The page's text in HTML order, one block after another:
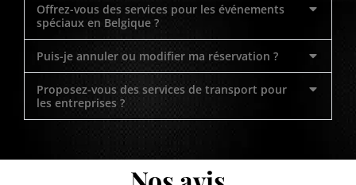
Offrez-vous des services pour les événements
spéciaux en Belgique ?
Puis-je annuler ou modifier ma réservation ?
Proposez-vous des services de transport pour
les entreprises ?